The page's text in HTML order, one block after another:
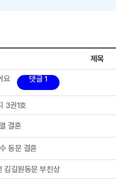
제목
요 댓글 1
3권1호
결혼
동문 결혼
김길원동문 부친상